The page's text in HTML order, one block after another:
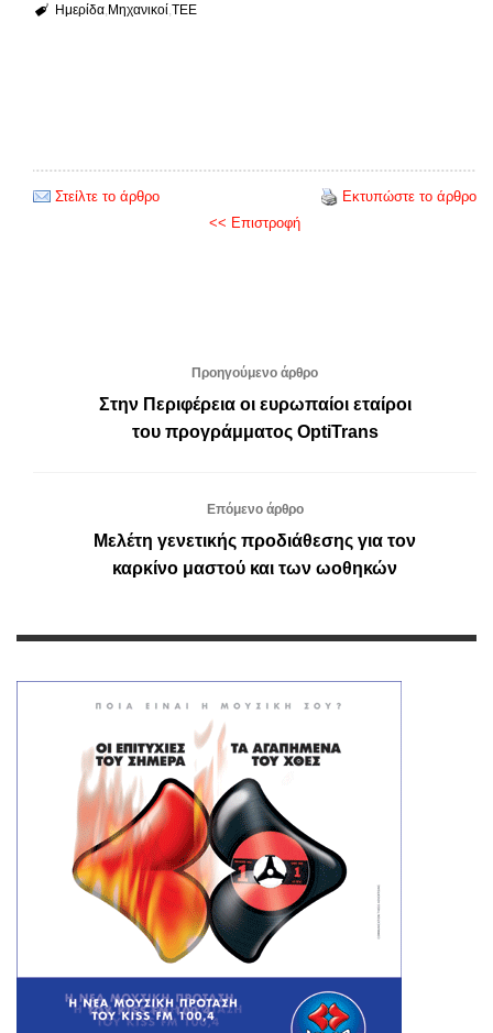
Ημερίδα Μηχανικοί ΤΕΕ
Στείλτε το άρθρο
Εκτυπώστε το άρθρο
<< Επιστροφή
Προηγούμενο άρθρο
Στην Περιφέρεια οι ευρωπαίοι εταίροι
του προγράμματος OptiTrans
Επόμενο άρθρο
Μελέτη γενετικής προδιάθεσης για τον
καρκίνο μαστού και των ωοθηκών